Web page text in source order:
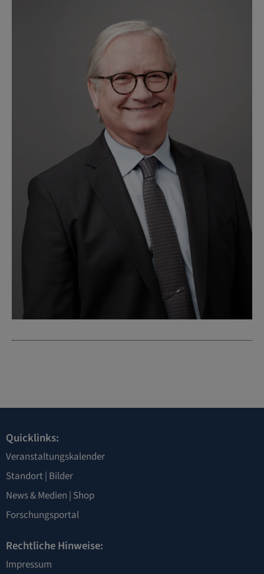
Quicklinks:
Veranstaltungskalender
Standort| Bilder
News & Medien | Shop
Forschungsportal
Rechtliche Hinweise:
Impressum